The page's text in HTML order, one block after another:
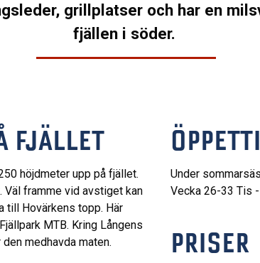
grillplatser och har en
fjällen i söder.
FJÄLLET
höjdmeter upp på fjället.
Väl framme vid avstiget kan
till Hovärkens topp. Här
MTB. Kring Långens
medhavda maten.
Under
Vecka 26-33 Tis
PRISER